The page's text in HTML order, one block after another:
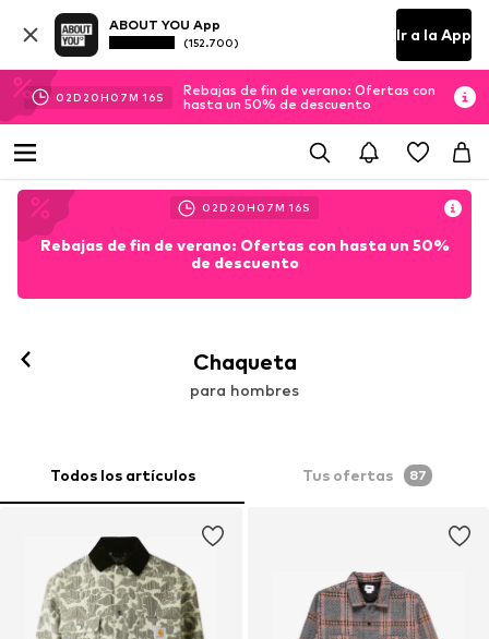
ABOUT YOU App
(152.700) Ir a la App
02D 20H 07M 15S
Rebajas de fin de verano: Ofertas con
hasta un 50% de descuento
02D 20H 07M 15S
Rebajas de fin de verano: Ofertas con hasta un 50%
de descuento
Chaqueta
para hombres
Todos los artículos Tus ofertas 87